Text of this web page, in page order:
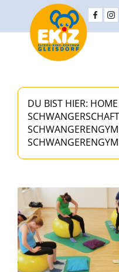
DU BIST HIER: HOME